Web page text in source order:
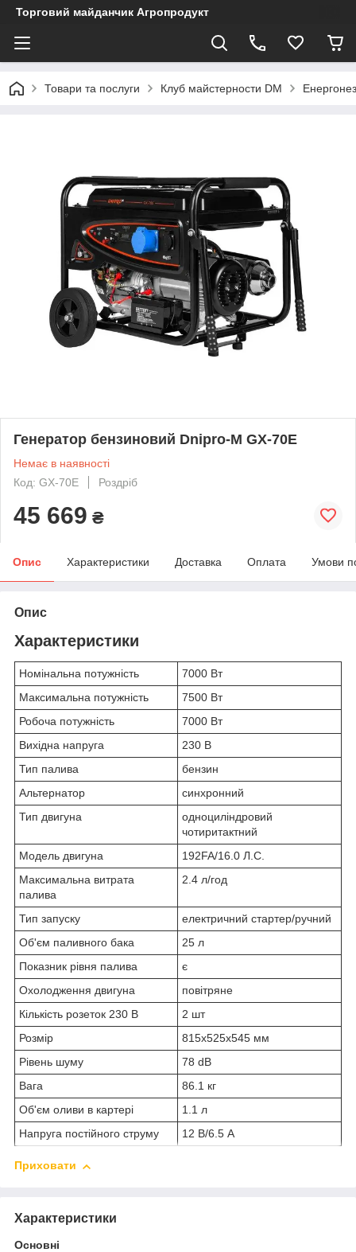
Торговий майданчик Агропродукт
Товари та послуги Клуб майстерности DM
Генератор бензиновий Dnipro-M GX-70E
Немає в наявності
Код: GX-70E
Роздріб
45 669 ₴
Опис Характеристики Доставка Оплата Умови
Опис
Характеристики
Номінальна потужність
7000 Вт
Максимальна потужність
7500 Вт
Робоча потужність
7000 Вт
Вихідна напруга
230 В
Тип палива
бензин
Альтернатор
синхронний
Тип двигуна
одноциліндровий
чотиритактний
Модель двигуна
192FA/16.0 Л.С.
Максимальна витрата
палива
2.4 л/год
Тип запуску
електричний стартер/ручний
Об'єм паливного бака
25 л
Показник рівня палива
є
Охолодження двигуна
повітряне
Кількість розеток 230 В
2 шт
Розмір
815x525x545 мм
Рівень шуму
78 dB
Вага
86.1 кг
Об'єм оливи в картері
1.1 л
Напруга постійного струму
12 В/6.5 А
Приховати
Характеристики
Основні